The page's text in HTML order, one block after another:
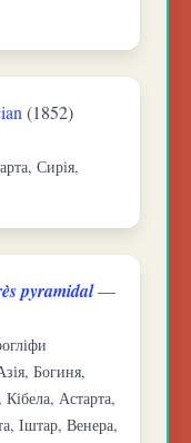
(1852)
Сирія,
pyramidal—
Богиня,
Астарта,
Іштар, Венера,